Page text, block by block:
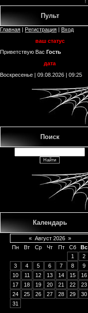
Пульт
Главная | Регистрация | Вход
ваш статус
Приветствую Вас Гость
дата
Воскресенье | 09.08.2026 | 09:25
Поиск
Календарь
« Август 2026 »
Пн
Вт Ср Чт Пт Сб
Вс
1
2
3
4 5 6 7 8
9
10
11 12 13 14 15
16
17
18 19 20 21 22
23
24
25 26 27 28 29
30
31